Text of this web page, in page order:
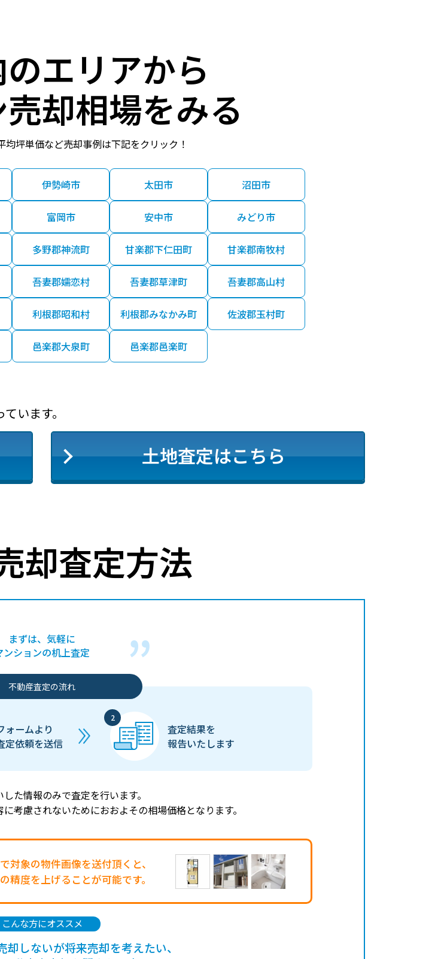
のエリアから
却相場をみる
坪単価など売却事例は下記をクリック！
伊勢崎市 太田市 沼田市
富岡市 安中市 みどり市
多野郡神流町 甘楽郡下仁田町 甘楽郡南牧村
吾妻郡嬬恋村 吾妻郡草津町 吾妻郡高山村
利根郡昭和村 利根郡みなかみ町 佐波郡玉村町
邑楽郡大泉町 邑楽郡邑楽町
います。
土地査定はこちら
却査定方法
まずは、気軽に
ンションの机上査定
た情報のみで査定を行います。
考慮されないためにおおよその相場価格となります。
不動産査定の流れ
ォームより
定依頼を送信
査定結果を
報告いたします
対象の物件画像を送付頂くと、
精度を上げることが可能です。
こんな方にオススメ
却しないが将来売却を考えたい、